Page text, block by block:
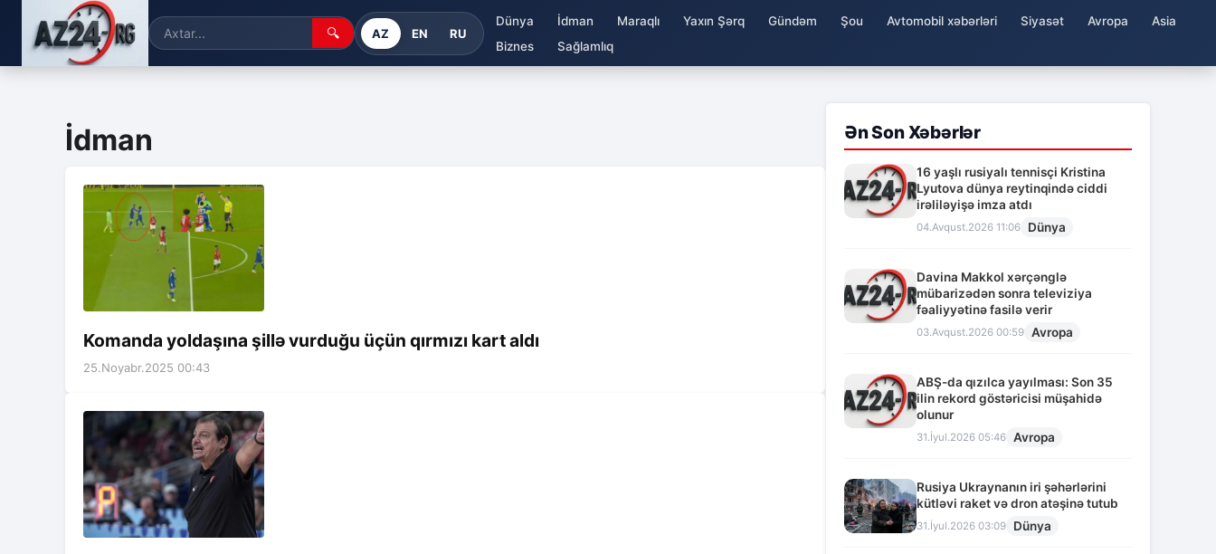
🔍 AZ EN RU
Dünya İdman Maraqlı Yaxın Şərq Gündəm Şou Avtomobil xəbərləri Siyasət Avropa
Asia
Biznes
Sağlamlıq
İdman
Komanda yoldaşına şillə vurduğu üçün qırmızı kart aldı
25.Noyabr.2025 00:43
Ən Son Xəbərlər
16 yaşlı rusiyalı tennisçi Kristina
Lyutova dünya reytinqində ciddi
irəliləyişə imza atdı
04.Avqust.2026 11:06 Dünya
Davina Makkol xərçənglə
mübarizədən sonra televiziya
fəaliyyətinə fasilə verir
03.Avqust.2026 00:59 Avropa
ABŞ-da qızılca yayılması: Son 35
ilin rekord göstəricisi müşahidə
olunur
31.İyul.2026 05:46 Avropa
Rusiya Ukraynanın iri şəhərlərini
kütləvi raket və dron atəşinə tutub
31.İyul.2026 03:09 Dünya